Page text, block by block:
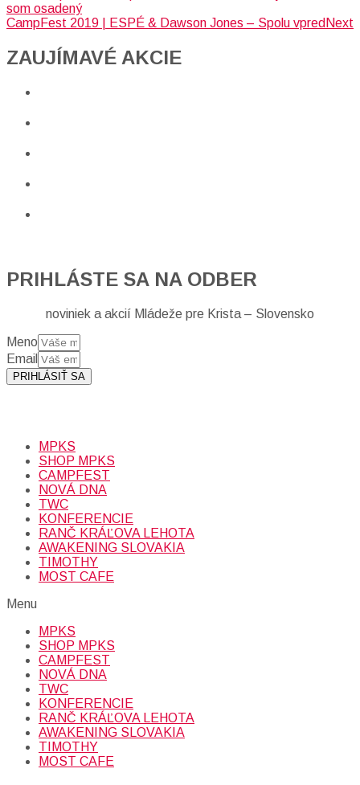
som osadený
CampFest 2019 | ESPÉ & Dawson Jones – Spolu vpred Next
ZAUJÍMAVÉ AKCIE​
PRIHLÁSTE SA NA ODBER
noviniek a akcií Mládeže pre Krista – Slovensko
Meno
Email
PRIHLÁSIŤ SA
MPKS
SHOP MPKS
CAMPFEST
NOVÁ DNA
TWC
KONFERENCIE
RANČ KRÁĽOVA LEHOTA
AWAKENING SLOVAKIA
TIMOTHY
MOST CAFE
Menu
MPKS
SHOP MPKS
CAMPFEST
NOVÁ DNA
TWC
KONFERENCIE
RANČ KRÁĽOVA LEHOTA
AWAKENING SLOVAKIA
TIMOTHY
MOST CAFE